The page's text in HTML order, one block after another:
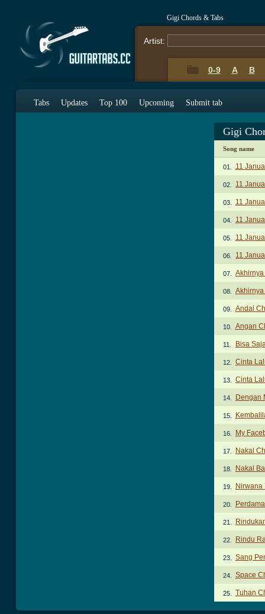
Gigi Chords & Tabs
Artist:
0-9 A B
Tabs Updates Top 100 Upcoming Submit tab
Gigi
Song name
01. 11
02. 11
03. 11
04. 11
05. 11
06. 11
07.
08. Akhirnya
09. Andai
10. Angan
11. Bisa
12. Cinta
13. Cinta
14. Dengan
15.
16. My
17. Nakal
18. Nakal
19. Nirwana
20.
21.
22. Rindu
23. Sang
24. Space
25. Tuhan